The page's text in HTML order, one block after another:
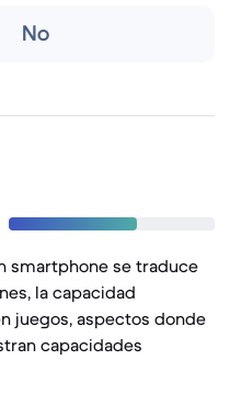
No
smartphone se traduce
la capacidad
juegos, aspectos donde
capacidades